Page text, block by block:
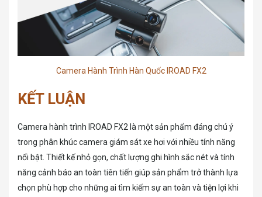
Camera Hành Trình Hàn Quốc IROAD FX2
KẾT LUẬN
Camera hành trình IROAD FX2 là một sản phẩm đáng chú ý
trong phân khúc camera giám sát xe hơi với nhiều tính năng
nổi bật. Thiết kế nhỏ gọn, chất lượng ghi hình sắc nét và tính
năng cảnh báo an toàn tiên tiến giúp sản phẩm trở thành lựa
chọn phù hợp cho những ai tìm kiếm sự an toàn và tiện lợi khi